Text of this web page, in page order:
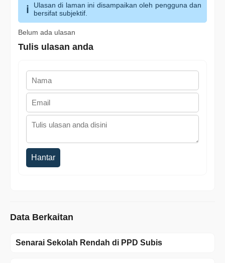
Ulasan di laman ini disampaikan oleh pengguna dan
bersifat subjektif.
Belum ada ulasan
Tulis ulasan anda
Hantar
Data Berkaitan
Senarai Sekolah Rendah di PPD Subis